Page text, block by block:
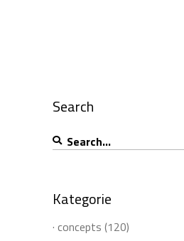
Search
Search
for:
Kategorie
· concepts (120)